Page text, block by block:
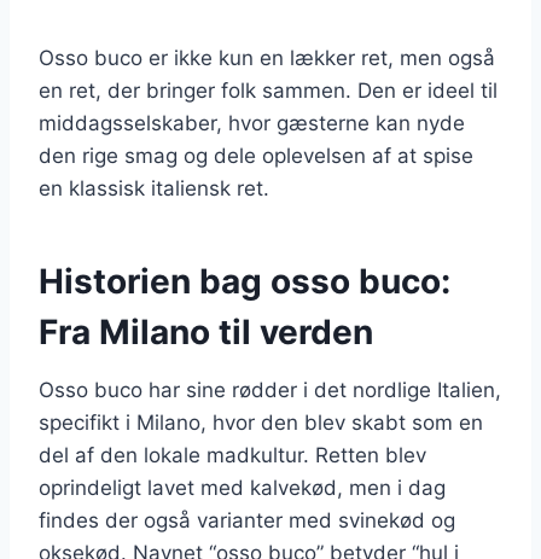
Osso buco er ikke kun en lækker ret, men også
en ret, der bringer folk sammen. Den er ideel til
middagsselskaber, hvor gæsterne kan nyde
den rige smag og dele oplevelsen af at spise
en klassisk italiensk ret.
Historien bag osso buco:
Fra Milano til verden
Osso buco har sine rødder i det nordlige Italien,
specifikt i Milano, hvor den blev skabt som en
del af den lokale madkultur. Retten blev
oprindeligt lavet med kalvekød, men i dag
findes der også varianter med svinekød og
oksekød. Navnet “osso buco” betyder “hul i